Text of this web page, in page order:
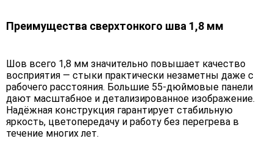
Преимущества сверхтонкого шва 1,8 мм
Шов всего 1,8 мм значительно повышает качество
восприятия — стыки практически незаметны даже с
рабочего расстояния. Большие 55-дюймовые панели
дают масштабное и детализированное изображение.
Надёжная конструкция гарантирует стабильную
яркость, цветопередачу и работу без перегрева в
течение многих лет.